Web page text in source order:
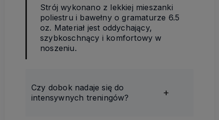
Strój wykonano z lekkiej mieszanki
poliestru i bawełny o gramaturze 6.5
oz. Materiał jest oddychający,
szybkoschnący i komfortowy w
noszeniu.
Czy dobok nadaje się do
intensywnych treningów?